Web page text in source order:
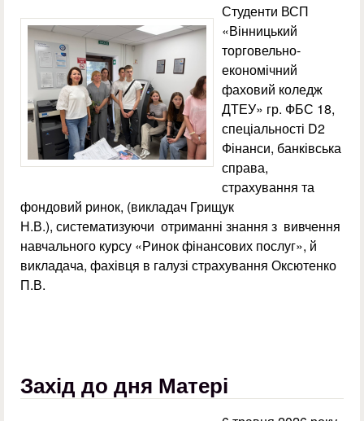
Студенти ВСП
«Вінницький
торговельно-
економічний
фаховий коледж
ДТЕУ» гр. ФБС 18,
спеціальності D2
Фінанси, банківська
справа,
страхування та
фондовий ринок, (викладач Грищук
Н.В.), систематизуючи отриманні знання з вивчення
навчального курсу «Ринок фінансових послуг», й
викладача, фахівця в галузі страхування Оксютенко
П.В.
Захід до дня Матері